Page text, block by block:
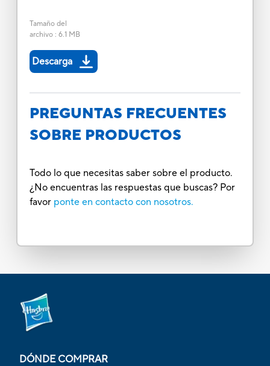
Tamaño del
archivo: 6.1 MB
Descarga
PREGUNTAS FRECUENTES
SOBRE PRODUCTOS
Todo lo que necesitas saber sobre el producto.
¿No encuentras las respuestas que buscas? Por
favor ponte en contacto con nosotros.
DÓNDE COMPRAR